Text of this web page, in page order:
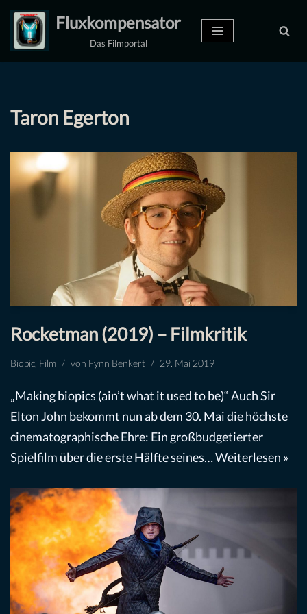
Zum
Inhalt
Fluxkompensator
Das Filmportal
Taron Egerton
Rocketman (2019) – Filmkritik
Biopic Film von Fynn Benkert 29. Mai 2019
„Making biopics (ain’t what it used to be)“ Auch Sir
Elton John bekommt nun ab dem 30. Mai die höchste
cinematographische Ehre: Ein großbudgetierter
Spielfilm über die erste Hälfte seines…Weiterlesen »